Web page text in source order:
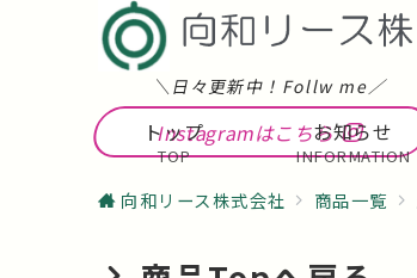
＼日々更新中！Follw me／
Instagramはこちら
トップ
TOP
お知らせ
INFORMATION
向和リース株式会社 商品一覧